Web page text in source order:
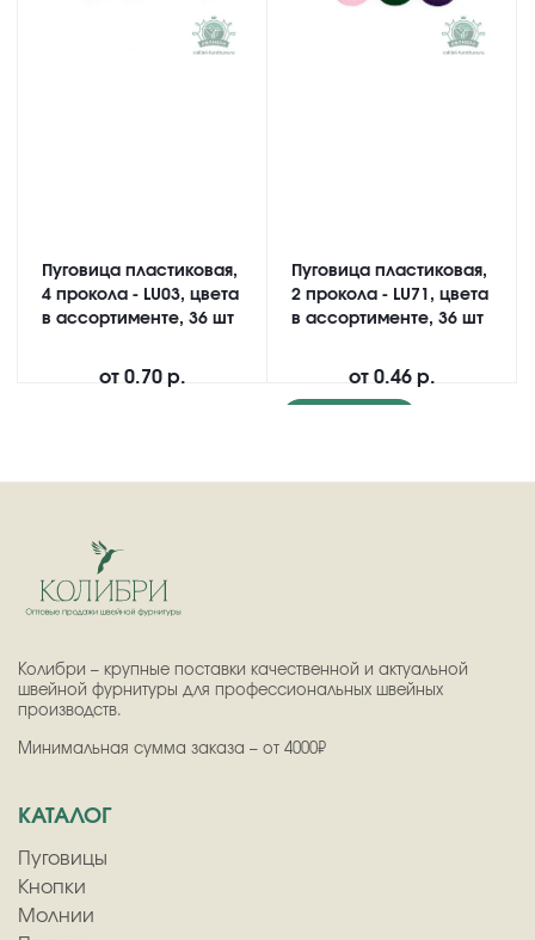
Пуговица пластиковая,
4 прокола - LU03, цвета
в ассортименте, 36 шт
от 0.70 р.
Пуговица пластиковая,
2 прокола - LU71, цвета
в ассортименте, 36 шт
от 0.46 р.
Колибри – крупные поставки качественной и актуальной
швейной фурнитуры для профессиональных швейных
производств.
Минимальная сумма заказа – от 4000₽
КАТАЛОГ
Пуговицы
Кнопки
Молнии